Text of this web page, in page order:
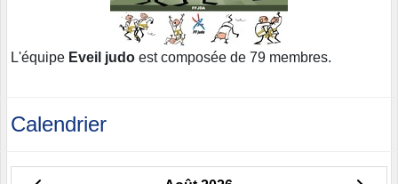
L'équipe Eveil judo est composée de 79 membres.
Calendrier